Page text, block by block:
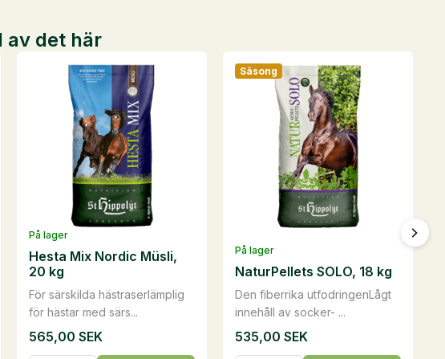
av det här
På lager
För särskilda hästraserlämplig
för hästar med särs...
Hesta Mix Nordic Müsli,
20 kg
565,00SEK
På lager
Säsong
Den fiberrika utfodringenLågt
innehåll av socker- ...
NaturPellets SOLO, 18 kg
535,00SEK